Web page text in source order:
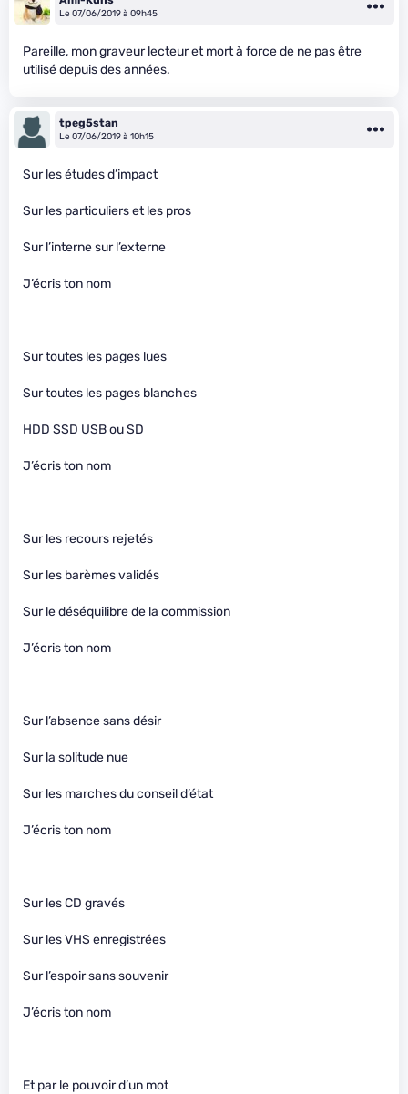
Le 07/06/2019 à 09h45
Pareille, mon graveur lecteur et mort à force de ne pas être
utilisé depuis des années.
tpeg5stan
Le 07/06/2019 à 10h15
Sur les études d’impact
Sur les particuliers et les pros
Sur l’interne sur l’externe
J’écris ton nom
Sur toutes les pages lues
Sur toutes les pages blanches
HDD SSD USB ou SD
J’écris ton nom
Sur les recours rejetés
Sur les barèmes validés
Sur le déséquilibre de la commission
J’écris ton nom
Sur l’absence sans désir
Sur la solitude nue
Sur les marches du conseil d’état
J’écris ton nom
Sur les CD gravés
Sur les VHS enregistrées
Sur l’espoir sans souvenir
J’écris ton nom
Et par le pouvoir d’un mot